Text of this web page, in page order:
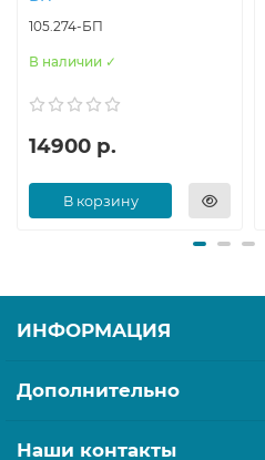
105.274-БП
В наличии ✓
14900 р.
В корзину
ИНФОРМАЦИЯ
Дополнительно
Наши контакты